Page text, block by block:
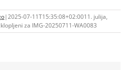
|2025-07-11T15:35:08+02:0011. julija,
za IMG-20250711-WA0083